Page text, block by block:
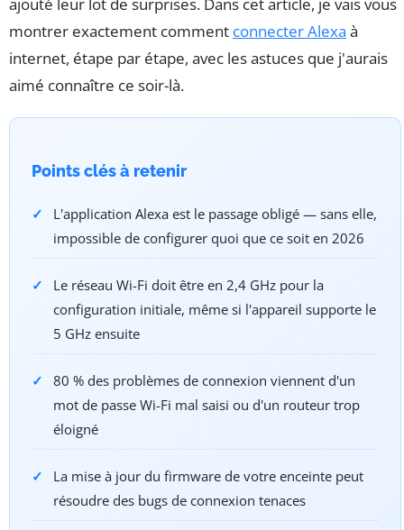
montrer exactement comment connecter Alexa à
internet, étape par étape, avec les astuces que j'aurais
aimé connaître ce soir-là.
Points clés à retenir
L'application Alexa est le passage obligé — sans elle,
impossible de configurer quoi que ce soit en 2026
Le réseau Wi-Fi doit être en 2,4 GHz pour la
configuration initiale, même si l'appareil supporte le
5 GHz ensuite
80 % des problèmes de connexion viennent d'un
mot de passe Wi-Fi mal saisi ou d'un routeur trop
éloigné
La mise à jour du firmware de votre enceinte peut
résoudre des bugs de connexion tenaces